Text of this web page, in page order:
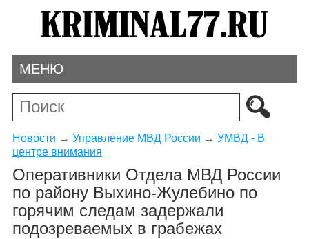
МЕНЮ
Новости → Управление МВД России → УМВД - В
центре внимания
Оперативники Отдела МВД России
по району Выхино-Жулебино по
горячим следам задержали
подозреваемых в грабежах